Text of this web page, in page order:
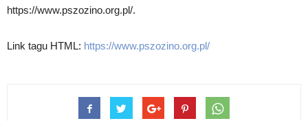
https://www.pszozino.org.pl/.
Link tagu HTML: https://www.pszozino.org.pl/